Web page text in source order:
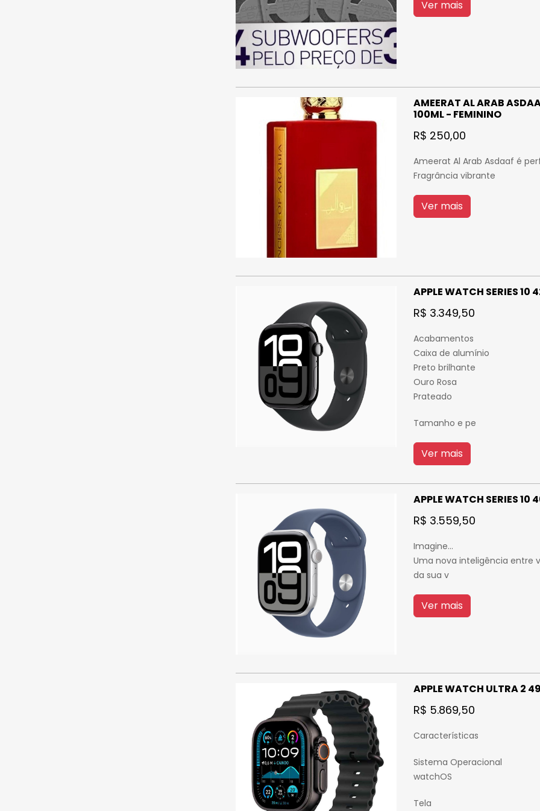
Ver mais
AMEERAT AL ARAB
100ML - FEMININO
R$ 250,00
Ameerat Al Arab Asdaaf é
Fragrância vibrante
Ver mais
APPLE WATCH SERIES 10
R$ 3.349,50
Acabamentos
Caixa de alumínio
Preto brilhante
Ouro Rosa
Prateado
Tamanho e pe
Ver mais
APPLE WATCH SERIES 10
R$ 3.559,50
Imagine...
Uma nova inteligência entre
da sua v
Ver mais
APPLE WATCH ULTRA 2
R$ 5.869,50
Características
Sistema Operacional
watchOS
Tela